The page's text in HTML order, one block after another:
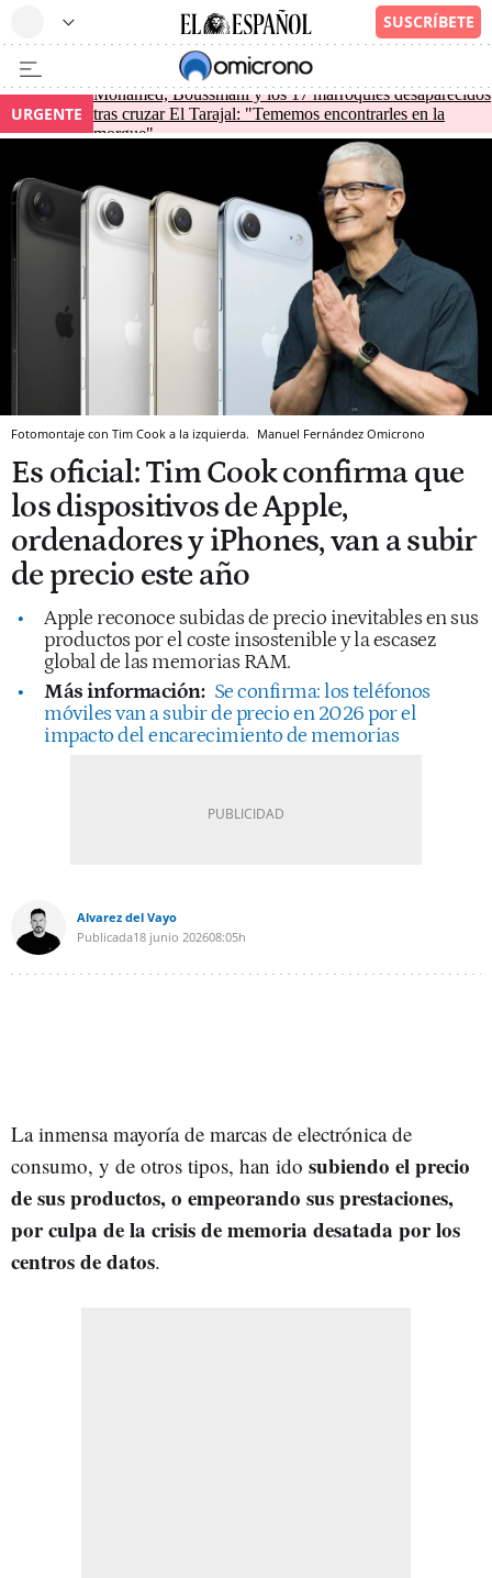
URGENTE
Mohamed, Boussmahi y los 17 marroquíes desaparecidos
tras cruzar El Tarajal: "Tememos encontrarles en la
morgue"
Fotomontaje con Tim Cook a la izquierda. Manuel Fernández Omicrono
Es oficial: Tim Cook confirma que
los dispositivos de Apple,
ordenadores y iPhones, van a subir
de precio este año
Apple reconoce subidas de precio inevitables en sus
productos por el coste insostenible y la escasez
global de las memorias RAM.
Más información: Se confirma: los teléfonos
móviles van a subir de precio en 2026 por el
impacto del encarecimiento de memorias
Alvarez del Vayo
Publicada18 junio 202608:05h
La inmensa mayoría de marcas de electrónica de
consumo, y de otros tipos, han ido subiendo el precio
de sus productos, o empeorando sus prestaciones,
por culpa de la crisis de memoria desatada por los
centros de datos.